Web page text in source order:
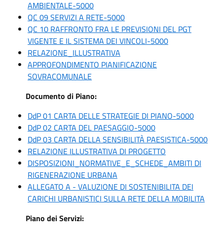
AMBIENTALE-5000
QC 09 SERVIZI A RETE-5000
QC 10 RAFFRONTO FRA LE PREVISIONI DEL PGT
VIGENTE E IL SISTEMA DEI VINCOLI-5000
RELAZIONE_ILLUSTRATIVA
APPROFONDIMENTO PIANIFICAZIONE
SOVRACOMUNALE
Documento di Piano:
DdP 01 CARTA DELLE STRATEGIE DI PIANO-5000
DdP 02 CARTA DEL PAESAGGIO-5000
DdP 03 CARTA DELLA SENSIBILITÀ PAESISTICA-5000
RELAZIONE ILLUSTRATIVA DI PROGETTO
DISPOSIZIONI_NORMATIVE_E_SCHEDE_AMBITI DI
RIGENERAZIONE URBANA
ALLEGATO A - VALUZIONE DI SOSTENIBILITA DEI
CARICHI URBANISTICI SULLA RETE DELLA MOBILITA
Piano dei Servizi: